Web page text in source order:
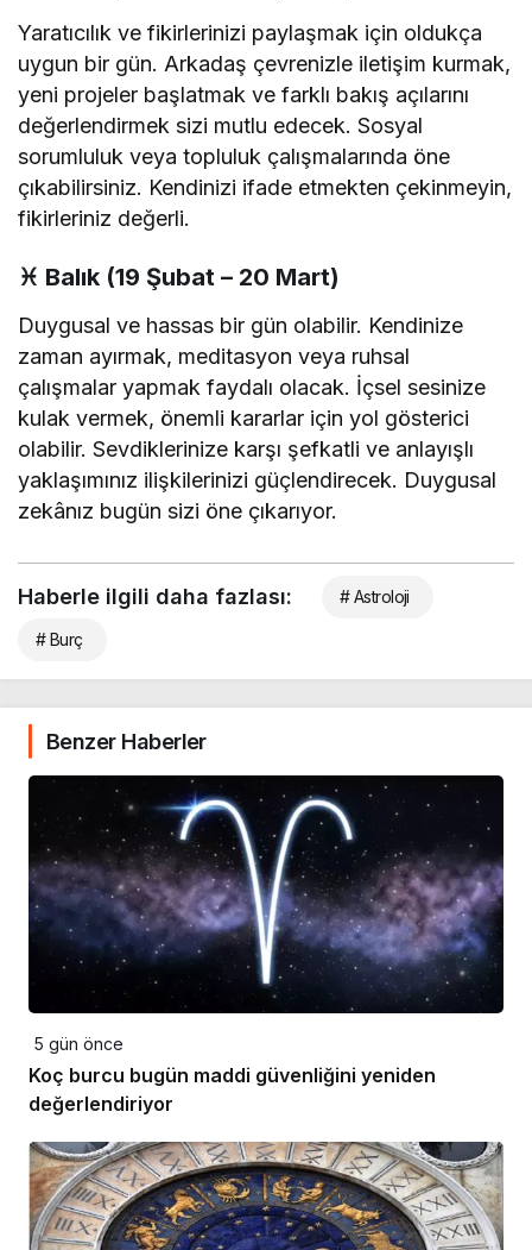
Yaratıcılık ve fikirlerinizi paylaşmak için oldukça
uygun bir gün. Arkadaş çevrenizle iletişim kurmak,
yeni projeler başlatmak ve farklı bakış açılarını
değerlendirmek sizi mutlu edecek. Sosyal
sorumluluk veya topluluk çalışmalarında öne
çıkabilirsiniz. Kendinizi ifade etmekten çekinmeyin,
fikirleriniz değerli.
♓ Balık (19 Şubat – 20 Mart)
Duygusal ve hassas bir gün olabilir. Kendinize
zaman ayırmak, meditasyon veya ruhsal
çalışmalar yapmak faydalı olacak. İçsel sesinize
kulak vermek, önemli kararlar için yol gösterici
olabilir. Sevdiklerinize karşı şefkatli ve anlayışlı
yaklaşımınız ilişkilerinizi güçlendirecek. Duygusal
zekânız bugün sizi öne çıkarıyor.
Haberle ilgili daha fazlası: # Astroloji
# Burç
Benzer Haberler
5 gün önce
Koç burcu bugün maddi güvenliğini yeniden
değerlendiriyor